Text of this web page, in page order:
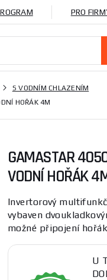
PRO
S VODNÍM CHLAZENÍM
HOŘÁK 4M
GAMASTAR
VODNÍ HOŘÁK
Invertorový
vybaven
možné připojení
U